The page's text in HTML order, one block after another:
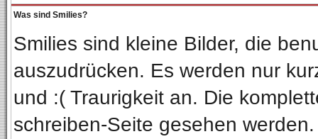
Was sind Smilies?
Smilies sind kleine Bilder, die
auszudrücken. Es werden nur
und :( Traurigkeit an. Die
schreiben-Seite gesehen